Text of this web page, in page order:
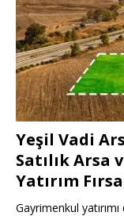
Yeşil Vadi
Satılık Arsa
Yatırım
Gayrimenkul